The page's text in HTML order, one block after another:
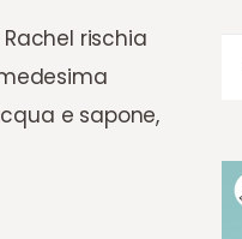
rischia
e sapone,